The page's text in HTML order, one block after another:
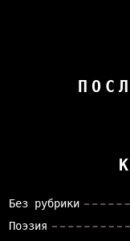
Без рубрики
Поэзия